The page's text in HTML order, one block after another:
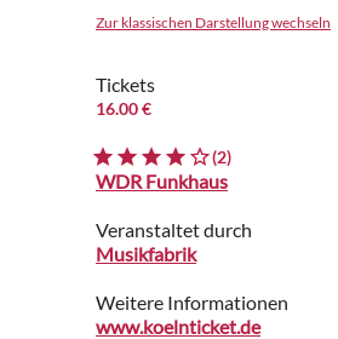
Zur klassischen Darstellung wechseln
Tickets
16.00 €
(2)
WDR Funkhaus
Veranstaltet durch
Musikfabrik
Weitere Informationen
www.koelnticket.de